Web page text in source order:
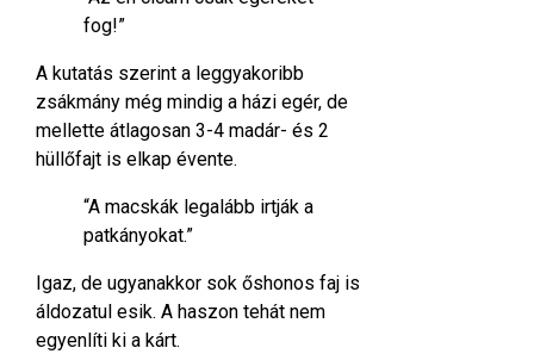
fog!”
A kutatás szerint a leggyakoribb
zsákmány még mindig a házi egér, de
mellette átlagosan 3-4 madár- és 2
hüllőfajt is elkap évente.
“A macskák legalább irtják a
patkányokat.”
Igaz, de ugyanakkor sok őshonos faj is
áldozatul esik. A haszon tehát nem
egyenlíti ki a kárt.